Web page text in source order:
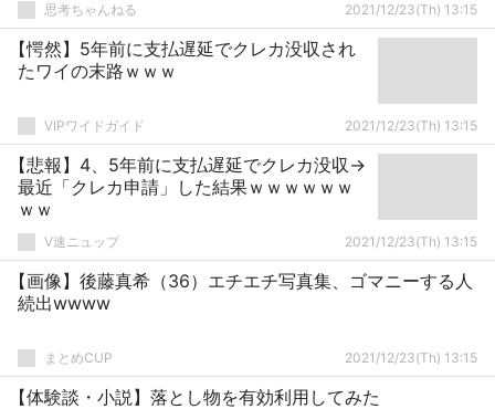
思考ちゃんねる 2021/12/23(Th) 13:15
【愕然】5年前に支払遅延でクレカ没収され
たワイの末路ｗｗｗ
VIPワイドガイド 2021/12/23(Th) 13:15
【悲報】4、5年前に支払遅延でクレカ没収→
最近「クレカ申請」した結果ｗｗｗｗｗｗ
ｗｗ
V速ニュップ 2021/12/23(Th) 13:15
【画像】後藤真希（36）エチエチ写真集、ゴマニーする人
続出wwww
まとめCUP 2021/12/23(Th) 13:15
【体験談・小説】落とし物を有効利用してみた